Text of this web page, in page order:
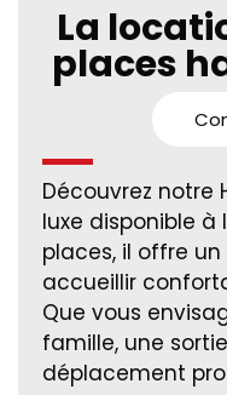
La
places
Découvrez notre
luxe disponible à
places, il offre
accueillir
Que vous
famille, une
déplacement